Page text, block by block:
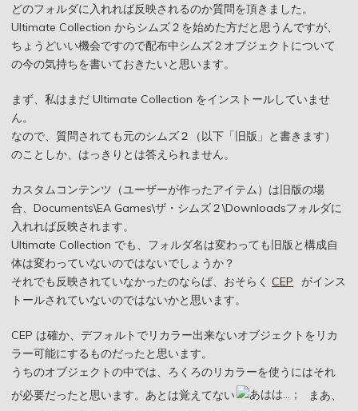
どのフォルダに入れれば反映されるのか質問を頂きました。
Ultimate Collection からシムズ２を始めた方だと思うんですが、
ちょうどいい機会ですので配布中シムズ２オブジェクトについて
の今の気持ちを書いておきたいと思います。
まず、私はまだ Ultimate Collection をインストールしていませ
ん。
なので、質問されても元のシムズ２（以下「旧版」と書きます）
のことしか、はっきりとは答えられません。
カスタムコンテンツ（ユーザーが作ったアイテム）は旧版の場
合、Documents\EA Games\ザ・シムズ２\Downloadsフォルダに
入れれば反映されます。
Ultimate Collection でも、フォルダ名は変わっても旧版と構成自
体は変わっていないのではないでしょうか？
それでも反映されていなかったのならば、おそらくCEP
がインス
トールされていないのではないかと思います。
CEP は確か、デフォルトでリカラー出来ないオブジェクトをリカ
ラー可能にするものだったと思います。
うちのオブジェクトの中では、ろくろのリカラーを使うにはそれ
が必要だったと思います。あとは覚えてない
まあ、